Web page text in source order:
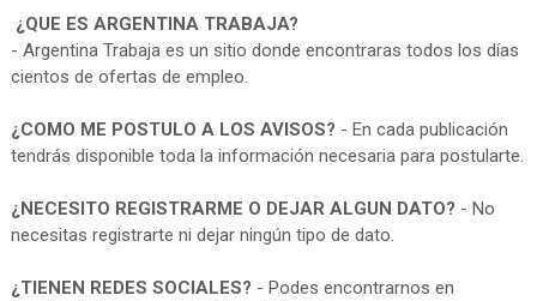
¿QUE ES ARGENTINA TRABAJA?
- Argentina Trabaja es un sitio donde encontraras todos los días
cientos de ofertas de empleo.
¿COMO ME POSTULO A LOS AVISOS? - En cada publicación
tendrás disponible toda la información necesaria para postularte.
¿NECESITO REGISTRARME O DEJAR ALGUN DATO? - No
necesitas registrarte ni dejar ningún tipo de dato.
¿TIENEN REDES SOCIALES? - Podes encontrarnos en